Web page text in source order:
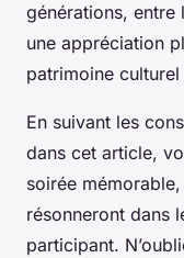
générations,
une appréciation
patrimoine
En suivant les
dans cet article,
soirée
résonneront dans
participant.